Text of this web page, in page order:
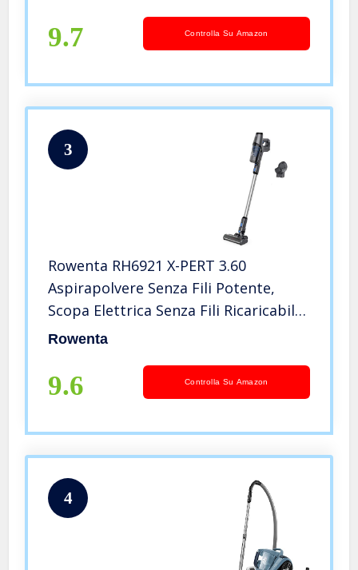
9.7 Controlla Su Amazon
3
Rowenta RH6921 X-PERT 3.60
Aspirapolvere Senza Fili Potente,
Scopa Elettrica Senza Fili Ricaricabile
e Leggera, Aspirapolvere Senza
Rowenta
9.6 Controlla Su Amazon
4